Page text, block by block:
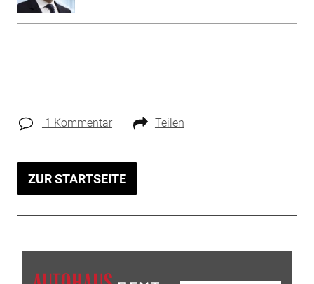
1 Kommentar Teilen
ZUR STARTSEITE